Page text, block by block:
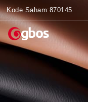
Kode Saham:870145